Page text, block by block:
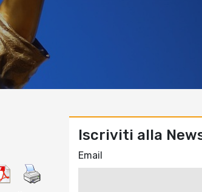
Iscriviti alla
Email